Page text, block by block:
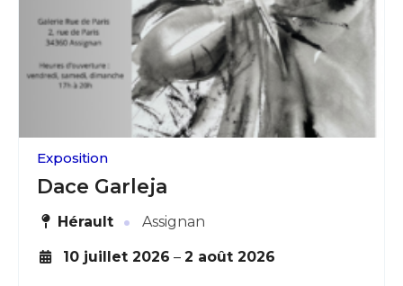
Exposition
Dace Garleja
Hérault · Assignan
10 juillet 2026 – 2 août 2026